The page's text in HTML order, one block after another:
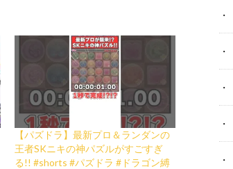
【パズドラ】最新プロ＆ランダンの
王者SKニキの神パズルがすごすぎ
る!! #shorts #パズドラ #ドラゴン縛